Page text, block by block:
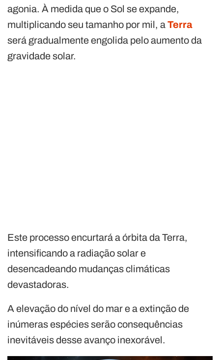
agonia. À medida que o Sol se expande,
multiplicando seu tamanho por mil, aTerra
será gradualmente engolida pelo aumento da
gravidade solar.
Este processo encurtará a órbita da Terra,
intensificando a radiação solar e
desencadeando mudanças climáticas
devastadoras.
A elevação do nível do mar e a extinção de
inúmeras espécies serão consequências
inevitáveis desse avanço inexorável.